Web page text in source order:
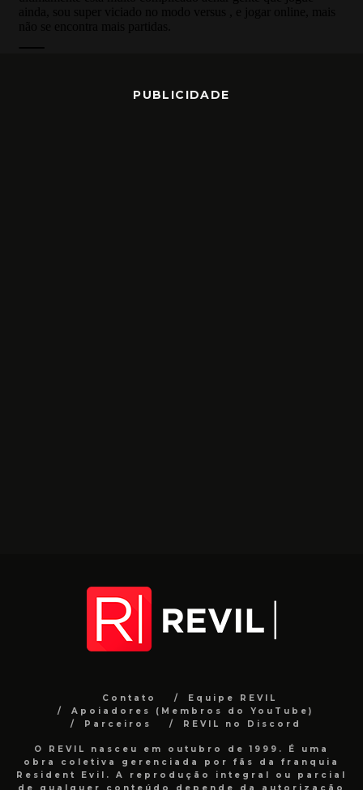
PUBLICIDADE
Contato
Equipe REVIL
Apoiadores (Membros do YouTube)
Parceiros
REVIL no Discord
O REVIL nasceu em outubro de 1999. É uma
obra coletiva gerenciada por fãs da franquia
Resident Evil. A reprodução integral ou parcial
de qualquer conteúdo depende da autorização